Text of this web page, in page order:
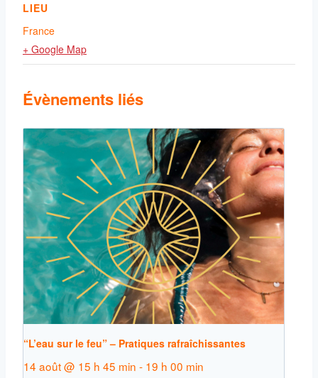
LIEU
France
+ Google Map
Évènements liés
“L’eau sur le feu” – Pratiques rafraîchissantes
14 août @ 15 h 45 min - 19 h 00 min